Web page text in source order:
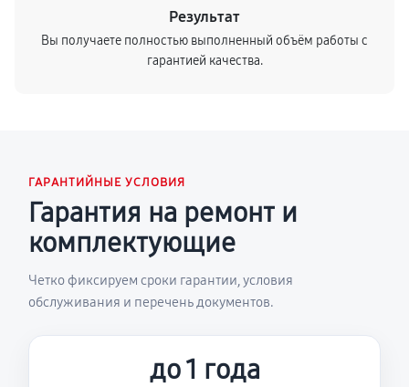
Результат
Вы получаете полностью выполненный объём работы с
гарантией качества.
ГАРАНТИЙНЫЕ УСЛОВИЯ
Гарантия на ремонт и
комплектующие
Четко фиксируем сроки гарантии, условия
обслуживания и перечень документов.
до 1 года